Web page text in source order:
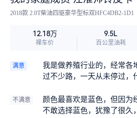
2018款 2.0T柴油四驱豪华型标双HFC4DB2-1D1
12.18万
裸车价
9.5L
百公里油耗
满意
我是做养殖行业的，经常各
过不少路，一天从未停过，
朋好友，也跟我买了同款车
不满意
颜色最喜欢是蓝色，但因为
不敢选择蓝色，犹豫了很久